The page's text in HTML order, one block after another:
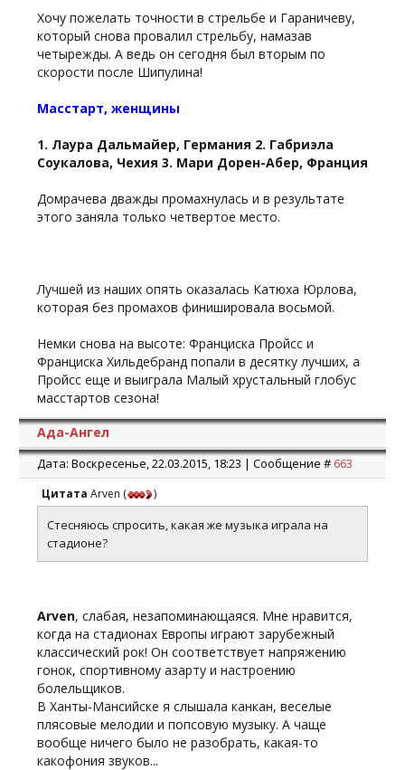
Хочу пожелать точности в стрельбе и Гараничеву,
который снова провалил стрельбу, намазав
четырежды. А ведь он сегодня был вторым по
скорости после Шипулина!
Масстарт, женщины
1. Лаура Дальмайер, Германия 2. Габриэла
Соукалова, Чехия 3. Мари Дорен-Абер, Франция
Домрачева дважды промахнулась и в результате
этого заняла только четвертое место.
Лучшей из наших опять оказалась Катюха Юрлова,
которая без промахов финишировала восьмой.
Немки снова на высоте: Франциска Пройсс и
Франциска Хильдебранд попали в десятку лучших, а
Пройсс еще и выиграла Малый хрустальный глобус
масстартов сезона!
Ада-Ангел
Дата: Воскресенье, 22.03.2015, 18:23 | Сообщение # 663
Цитата Arven ( )
Стесняюсь спросить, какая же музыка играла на
стадионе?
Arven, слабая, незапоминающаяся. Мне нравится,
когда на стадионах Европы играют зарубежный
классический рок! Он соответствует напряжению
гонок, спортивному азарту и настроению
болельщиков.
В Ханты-Мансийске я слышала канкан, веселые
плясовые мелодии и попсовую музыку. А чаще
вообще ничего было не разобрать, какая-то
какофония звуков...